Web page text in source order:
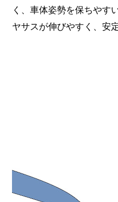
く、車体姿勢を保ちやす
ヤサスが伸びやすく、安